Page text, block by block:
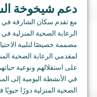
دعم شيخوخة
مع تقدم سكان الشارقة في
الرعاية الصحية المنزلية
مصممة خصيصًا لتلبية
لمقدمي الرعاية الصحية
على استقلالهم ونوعية
في الأنشطة اليومية إلى
الصحية المنزلية دورًا